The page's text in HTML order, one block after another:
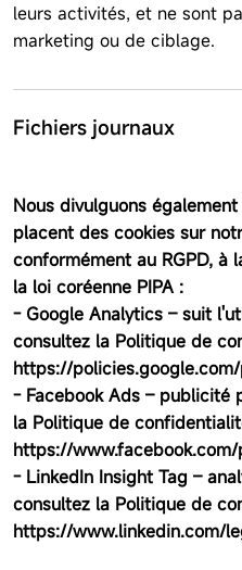
leurs activités, et ne sont
marketing ou de ciblage.
Fichiers journaux
Nous divulguons
placent des cookies sur
conformément au RGPD, à
la loi coréenne PIPA :
- Google Analytics – suit
consultez la Politique de
https://
- Facebook Ads – publicité
la Politique de
https://
- LinkedIn Insight Tag –
consultez la Politique de
https://www.linkedin.com/